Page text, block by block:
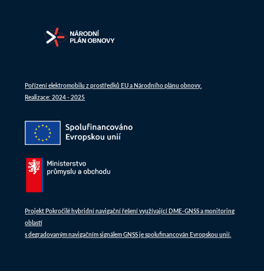
Pořízení elektromobilu z prostředků EU a Národního plánu obnovy.
Realizace: 2024 - 2025
Projekt Pokročilé hybridní navigační řešení využívající DME-GNSS a monitoring
oblastí
s degradovaným navigačním signálem GNSS je spolufinancován Evropskou unií.